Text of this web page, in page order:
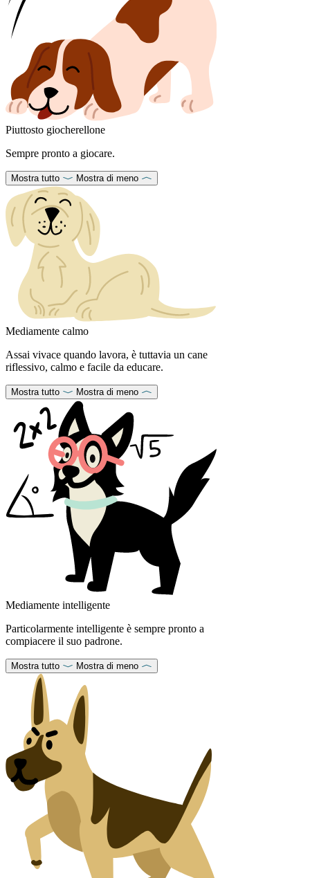
Piuttosto giocherellone
Sempre pronto a giocare.
Mostra tutto Mostra di meno
Mediamente calmo
Assai vivace quando lavora, è tuttavia un cane
riflessivo, calmo e facile da educare.
Mostra tutto Mostra di meno
Mediamente intelligente
Particolarmente intelligente è sempre pronto a
compiacere il suo padrone.
Mostra tutto Mostra di meno